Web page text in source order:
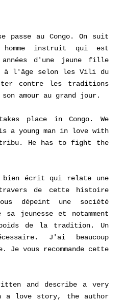
passe au Congo. On suit
homme instruit qui est
années d'une jeune fille
à l'âge selon les Vili du
contre les traditions
amour au grand jour.
place in Congo. We
is a young man in love with
He has to fight the
écrit qui relate une
de cette histoire
dépeint une société
jeunesse et notamment
de la tradition. Un
J'ai beaucoup
vous recommande cette
and describe a very
a love story, the author